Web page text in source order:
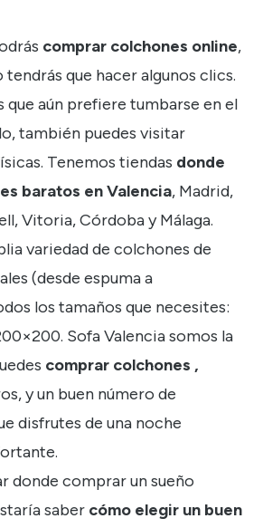
comprar colchones online,
tendrás que hacer algunos clics.
que aún prefiere tumbarse en el
también puedes visitar
Tenemos tiendas donde
baratos en Valencia, Madrid,
Vitoria, Córdoba y Málaga.
variedad de colchones de
(desde espuma a
los tamaños que necesites:
Sofa Valencia somos la
comprar colchones ,
y un buen número de
disfrutes de una noche
donde comprar un sueño
saber cómo elegir un buen